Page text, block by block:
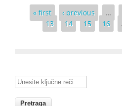
Pages« first ‹ previous …
13
14 15 16
Unesite ključne reči